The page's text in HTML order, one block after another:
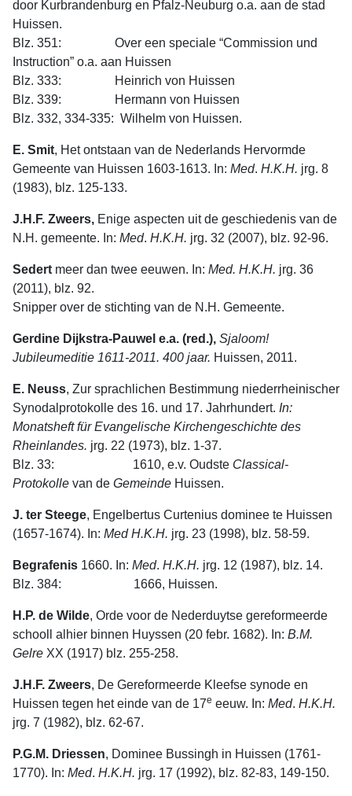
door Kurbranden­burg en Pfalz-Neuburg o.a. aan de stad
Huissen.
Blz. 351: Over een speciale “Commission und
Instruction” o.a. aan Huissen
Blz. 333: Heinrich von Huissen
Blz. 339: Hermann von Huissen
Blz. 332, 334-335: Wilhelm von Huissen.
E. Smit, Het ontstaan van de Nederlands Hervormde
Gemeente van Huissen 1603-1613. In: Med. H.K.H. jrg. 8
(1983), blz. 125-133.
J.H.F. Zweers, Enige aspecten uit de geschiedenis van de
N.H. gemeente. In: Med. H.K.H. jrg. 32 (2007), blz. 92-96.
Sedert meer dan twee eeuwen. In: Med. H.K.H. jrg. 36
(2011), blz. 92.
Snipper over de stichting van de N.H. Gemeente.
Gerdine Dijkstra-Pauwel e.a. (red.), Sjaloom!
Jubileumeditie 1611-2011. 400 jaar. Huissen, 2011.
E. Neuss, Zur sprachlichen Bestimmung niederrheinischer
Synodalprotokol­le des 16. und 17. Jahrhundert. In:
Monatsheft für Evangelische Kirchenge­schichte des
Rheinlandes. jrg. 22 (1973), blz. 1-37.
Blz. 33: 1610, e.v. Oudste Classical-
Protokolle van de Gemeinde Huissen.
J. ter Steege, Engelbertus Curtenius dominee te Huissen
(1657-1674). In: Med H.K.H. jrg. 23 (1998), blz. 58-59.
Begrafenis 1660. In: Med. H.K.H. jrg. 12 (1987), blz. 14.
Blz. 384: 1666, Huissen.
H.P. de Wilde, Orde voor de Nederduytse gereformeerde
schooll alhier binnen Huyssen (20 febr. 1682). In: B.M.
Gelre XX (1917) blz. 255-258.
J.H.F. Zweers, De Gereformeerde Kleefse synode en
Huissen tegen het einde van de 17e eeuw. In: Med. H.K.H.
jrg. 7 (1982), blz. 62-67.
P.G.M. Driessen, Dominee Bussingh in Huissen (1761-
1770). In: Med. H.K.H. jrg. 17 (1992), blz. 82-83, 149-150.